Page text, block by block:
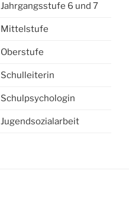
Jahrgangsstufe 6 und 7
Mittelstufe
Oberstufe
Schulleiterin
Schulpsychologin
Jugendsozialarbeit